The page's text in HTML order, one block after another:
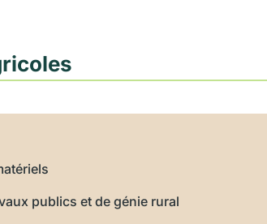
publics et de génie rural